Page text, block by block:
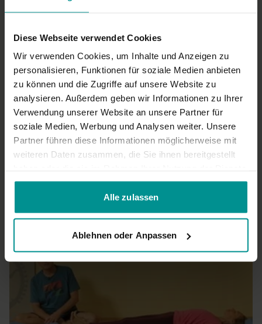
Diese Webseite verwendet Cookies
Wir verwenden Cookies, um Inhalte und Anzeigen zu
personalisieren, Funktionen für soziale Medien anbieten
zu können und die Zugriffe auf unsere Website zu
analysieren. Außerdem geben wir Informationen zu Ihrer
Verwendung unserer Website an unsere Partner für
soziale Medien, Werbung und Analysen weiter. Unsere
Partner führen diese Informationen möglicherweise mit
weiteren Daten zusammen, die Sie ihnen bereitgestellt
gesammelt haben.
Alle zulassen
Ablehnen oder Anpassen
Claudia S. Februar 28, 2025
sehr gut erklärt, danke dafür
0
Mehr laden
Ähnliche Videos